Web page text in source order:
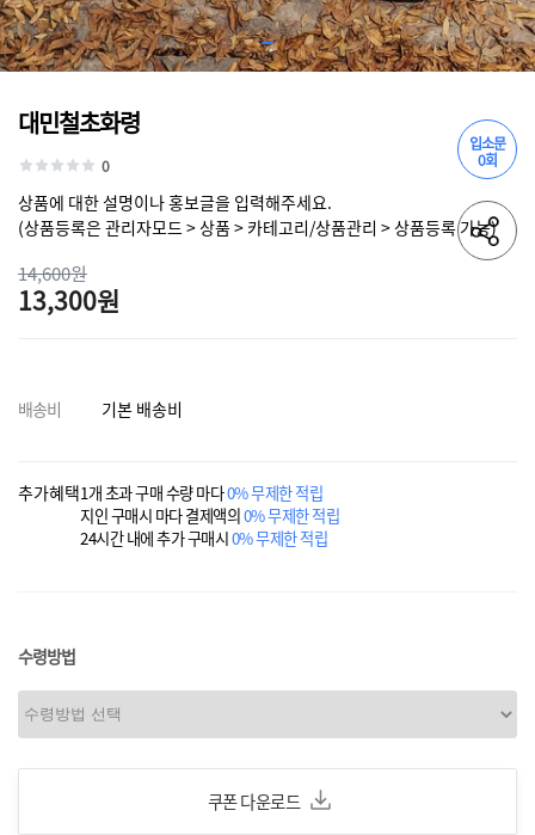
입소문
0회
대민철초화령
0
상품에 대한 설명이나 홍보글을 입력해주세요.
(상품등록은 관리자모드 > 상품 > 카테고리/상품관리 > 상품등록 가능)
14,600원
13,300원
배송비 기본 배송비
추가혜택1개 초과 구매 수량 마다0% 무제한 적립
지인 구매시 마다 결제액의0% 무제한 적립
24시간 내에 추가 구매시0% 무제한 적립
수령방법
쿠폰 다운로드